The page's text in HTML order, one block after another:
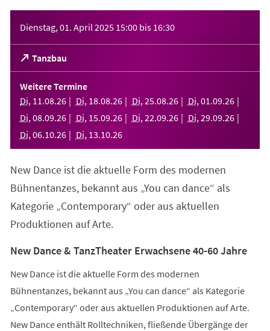
Dienstag, 01. April 2025 15:00 bis 16:30
Tanzbau
(Öffnet
in
einem
neuen
Tab)
Weitere Termine
Di, 11 .08.26 Di, 18.08.26 Di, 25.08.26 Di, 01 .09.26
Di, 08.09.26 Di, 15.09.26 Di, 22.09.26 Di, 29.09.26
Di, 06.10.26 Di, 13.10.26
New Dance ist die aktuelle Form des modernen
Bühnentanzes, bekannt aus „You can dance“ als
Kategorie „Contemporary“ oder aus aktuellen
Produktionen auf Arte.
New Dance & TanzTheater Erwachsene 40-60 Jahre
New Dance ist die aktuelle Form des modernen
Bühnentanzes, bekannt aus „You can dance“ als Kategorie
„Contemporary“ oder aus aktuellen Produktionen auf Arte.
New Dance enthält Rolltechniken, fließende Übergänge der